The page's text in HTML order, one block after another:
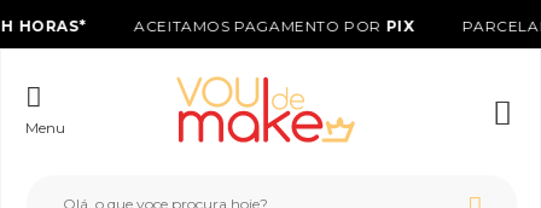
HORAS* ACEITAMOS PAGAMENTO POR PIX
Menu